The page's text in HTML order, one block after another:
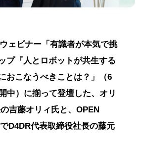
ェビナー「有識者が本気で挑
プ『人とロボットが共生する
おこなうべきことは？」（6
中）に揃って登壇した、オリ
吉藤オリィ氏と、OPEN
D4DR代表取締役社長の藤元